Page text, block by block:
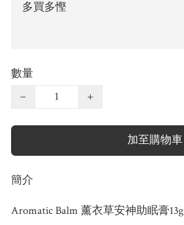
多買多慳
數量
−
+
加至購物車
簡介
Aromatic Balm 薰衣草安神助眠膏13g